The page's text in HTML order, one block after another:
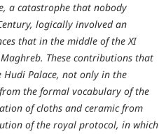
a catastrophe that nobody
logically involved an
that in the middle of the XI
These contributions that
Hudi Palace, not only in the
the formal vocabulary of the
of cloths and ceramic from
of the royal protocol, in which